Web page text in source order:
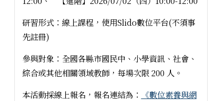
研習形式：線上課程，使用Slido數位平台(不須事
先註冊)
參與對象：全國各縣市國民中、小學資訊、社會、
綜合或其他相關領域教師，每場次限 200 人。
本活動採線上報名，報名連結為：
《數位素養與網